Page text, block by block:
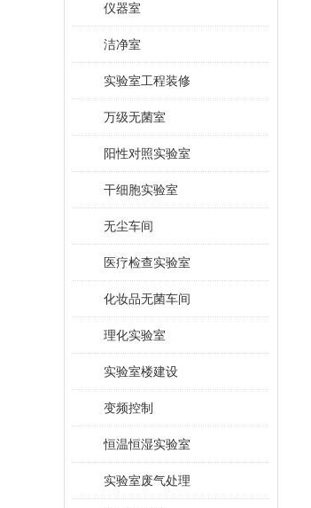
仪器室
洁净室
实验室工程装修
万级无菌室
阳性对照实验室
干细胞实验室
无尘车间
医疗检查实验室
化妆品无菌车间
理化实验室
实验室楼建设
变频控制
恒温恒湿实验室
实验室废气处理